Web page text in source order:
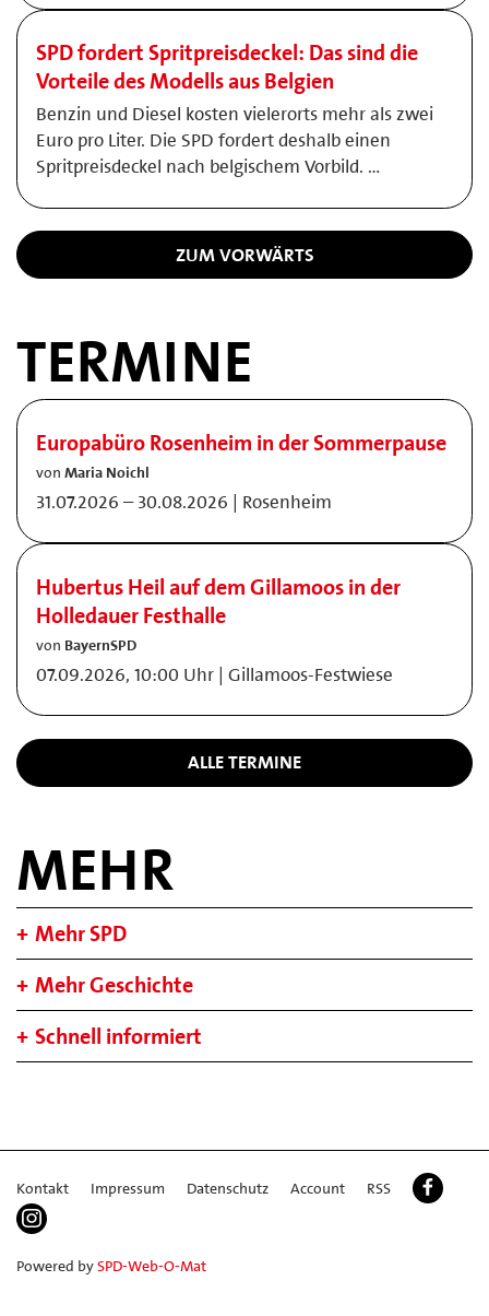
SPD fordert Spritpreisdeckel: Das sind die
Vorteile des Modells aus Belgien
Benzin und Diesel kosten vielerorts mehr als zwei
Euro pro Liter. Die SPD fordert deshalb einen
Spritpreisdeckel nach belgischem Vorbild. …
ZUM VORWÄRTS
TERMINE
Europabüro Rosenheim in der Sommerpause
von Maria Noichl
31.07.2026 – 30.08.2026 | Rosenheim
Hubertus Heil auf dem Gillamoos in der
Holledauer Festhalle
von BayernSPD
07.09.2026, 10:00 Uhr | Gillamoos-Festwiese
ALLE TERMINE
MEHR
Mehr SPD
Mehr Geschichte
Schnell informiert
Kontakt Impressum Datenschutz Account RSS
Powered bySPD-Web-O-Mat